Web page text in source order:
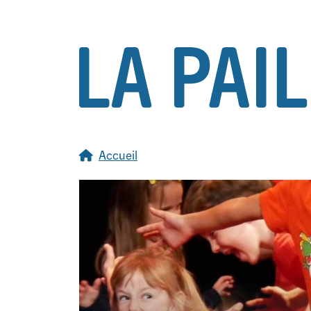
Accueil